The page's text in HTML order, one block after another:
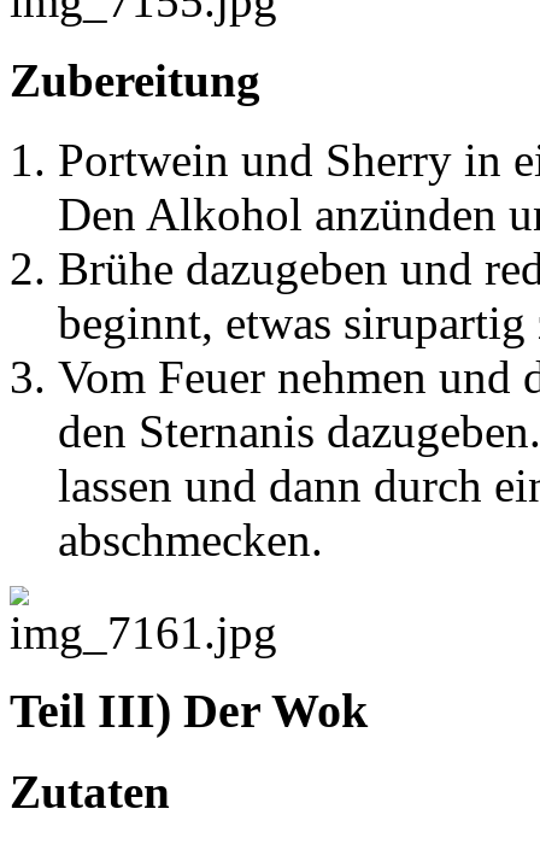
Zubereitung
Portwein und Sherry in
Den Alkohol anzünden
Brühe dazugeben und
beginnt, etwas sirupartig
Vom Feuer nehmen und
den Sternanis
lassen und dann durch
abschmecken.
Teil III) Der Wok
Zutaten